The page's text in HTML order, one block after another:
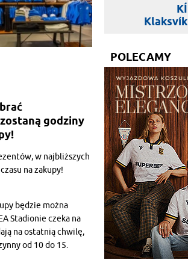
godziny
w najbliższych
na zakupy!
będzie można
Stadionie czeka na
na ostatnią chwilę,
od 10 do 15.
KÍ
Klaksvík
POLECAMY